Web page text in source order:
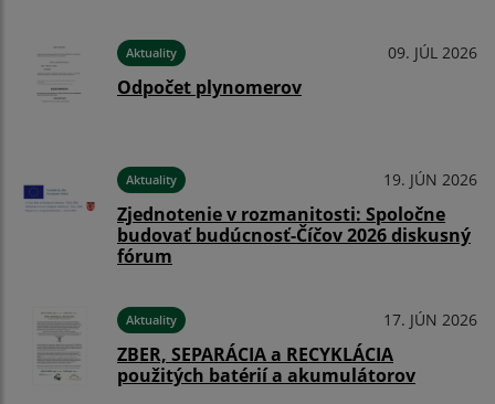
Aktuality 09. JÚL 2026
Odpočet plynomerov
Aktuality 19. JÚN 2026
Zjednotenie v rozmanitosti: Spoločne
budovať budúcnosť-Číčov 2026 diskusný
fórum
Aktuality 17. JÚN 2026
ZBER, SEPARÁCIA a RECYKLÁCIA
použitých batérií a akumulátorov